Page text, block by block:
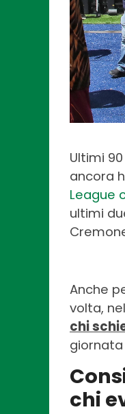
Ultimi
ancora
League
ultimi
Anche
volta,
chi
giornata
chi